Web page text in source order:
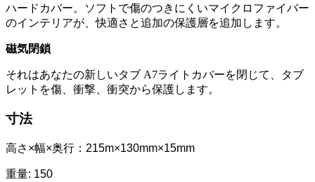
ハードカバー。ソフトで傷のつきにくいマイクロファイバー
のインテリアが、快適さと追加の保護層を追加します。
磁気閉鎖
それはあなたの新しいタブ A7ライトカバーを閉じて、タブ
レットを傷、衝撃、衝突から保護します。
寸法
高さ×幅×奥行：215m×130mm×15mm
重量: 150